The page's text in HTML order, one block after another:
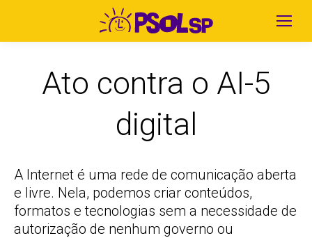
Ato contra o AI-5
digital
A Internet é uma rede de comunicação aberta
e livre. Nela, podemos criar conteúdos,
formatos e tecnologias sem a necessidade de
autorização de nenhum governo ou